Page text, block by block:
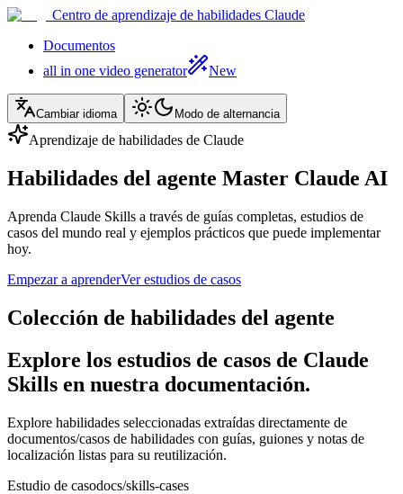
Centro de aprendizaje de habilidades Claude
Documentos
all in one video generator
New
Cambiar idioma Modo de alternancia
Aprendizaje de habilidades de Claude
Habilidades del agente Master Claude AI
Aprenda Claude Skills a través de guías completas, estudios de
casos del mundo real y ejemplos prácticos que puede implementar
hoy.
Empezar a aprenderVer estudios de casos
Colección de habilidades del agente
Explore los estudios de casos de Claude
Skills en nuestra documentación.
Explore habilidades seleccionadas extraídas directamente de
documentos/casos de habilidades con guías, guiones y notas de
localización listas para su reutilización.
Estudio de casodocs/skills-cases